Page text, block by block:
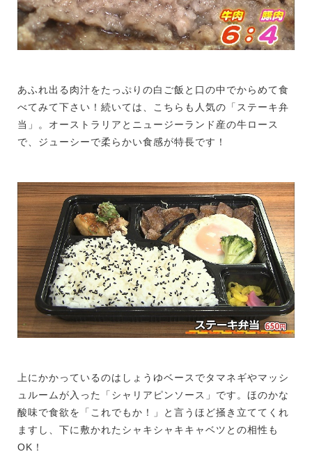
あふれ出る肉汁をたっぷりの白ご飯と口の中でからめて食
べてみて下さい！続いては、こちらも人気の「ステーキ弁
当」。オーストラリアとニュージーランド産の牛ロース
で、ジューシーで柔らかい食感が特長です！
上にかかっているのはしょうゆベースでタマネギやマッシ
ュルームが入った「シャリアピンソース」です。ほのかな
酸味で食欲を「これでもか！」と言うほど掻き立ててくれ
ますし、下に敷かれたシャキシャキキャベツとの相性も
OK！